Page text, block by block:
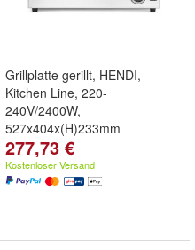
Grillplatte gerillt, HENDI,
Kitchen Line, 220-
240V/2400W,
527x404x(H)233mm
277,73 €
Kostenloser Versand